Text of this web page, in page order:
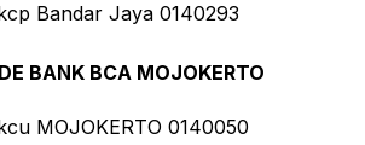
Bandar Jaya 0140293
BANK BCA MOJOKERTO
MOJOKERTO 0140050